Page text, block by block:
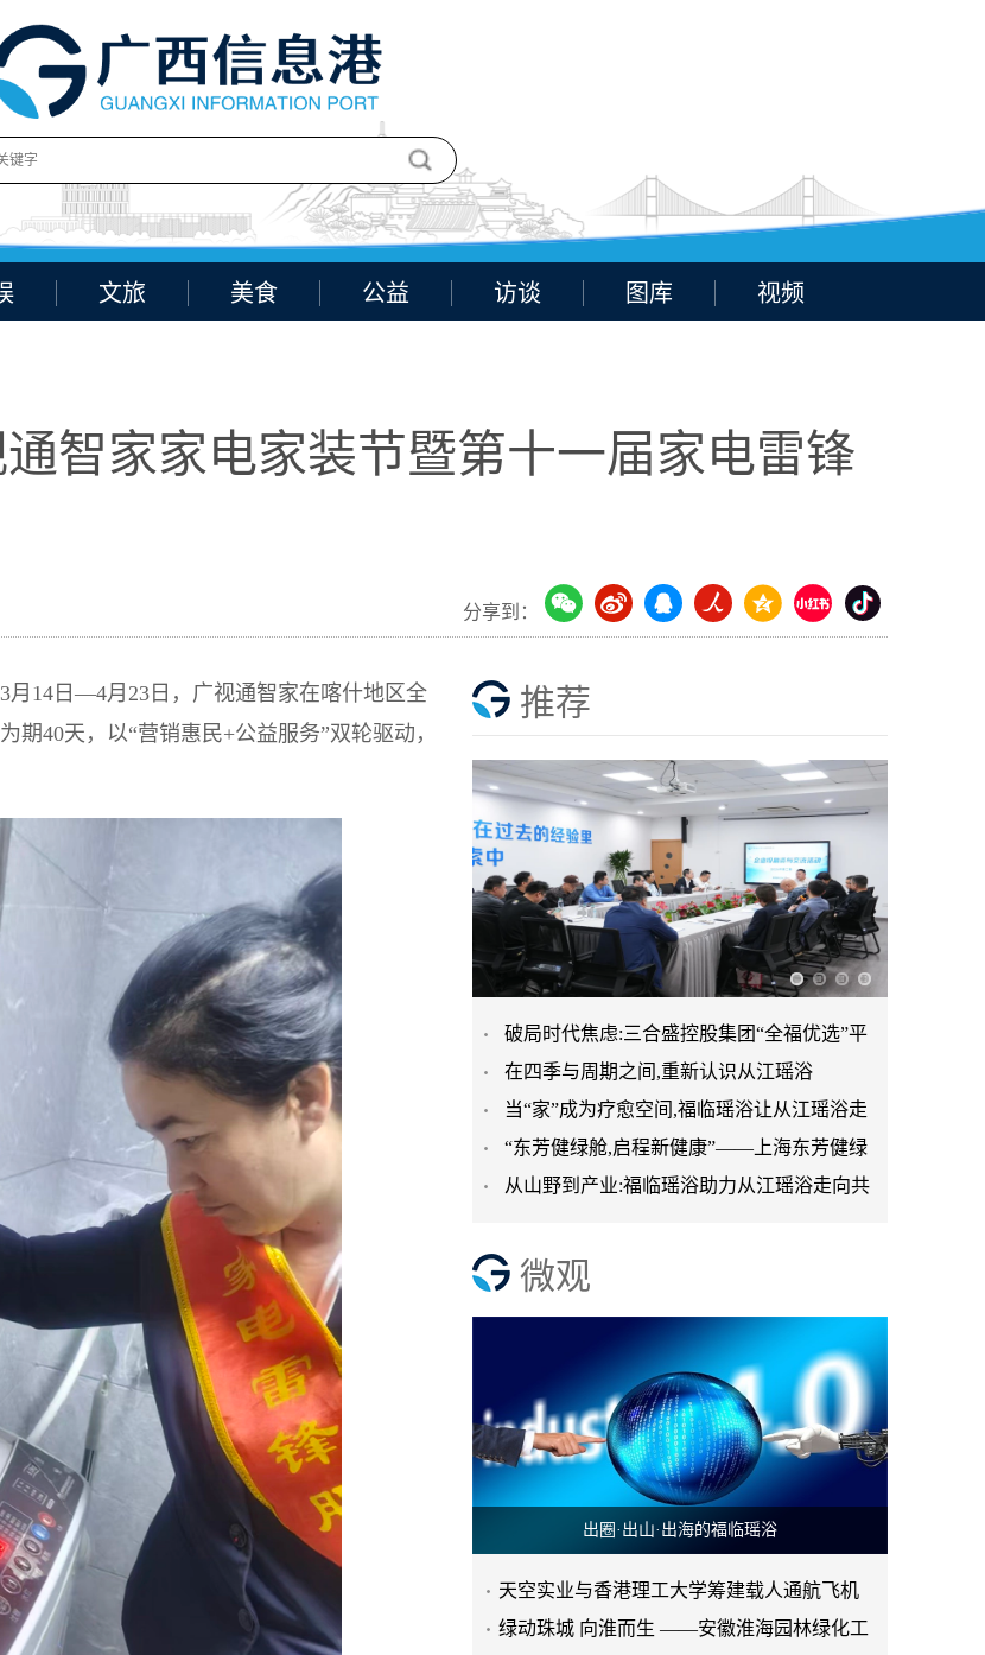
文旅 美食 公益 访谈 图库 视频
智家家电家装节暨第十一届家电雷锋
分享到：
14日—4月23日，广视通智家在喀什地区全
40天，以“营销惠民+公益服务”双轮驱动，
推荐
破局时代焦虑:三合盛控股集团“全福优选”平
台正式启航
在四季与周期之间,重新认识从江瑶浴
当“家”成为疗愈空间,福临瑶浴让从江瑶浴走
进日常生活
“东芳健绿舱,启程新健康”——上海东芳健绿
AI智能养身舱品牌发
从山野到产业:福临瑶浴助力从江瑶浴走向共
微观
出圈·出山·出海的福临瑶浴
天空实业与香港理工大学筹建载人通航飞机
研究院
绿动珠城 向淮而生 ——安徽淮海园林绿化工